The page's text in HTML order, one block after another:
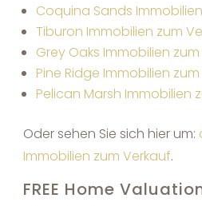
Coquina Sands
Tiburon Immobilien zum
Grey Oaks Immobilien
Pine Ridge Immobilien
Pelican Marsh Immobilien
Oder sehen Sie sich hier um:
Immobilien zum Verkauf.
FREE Home